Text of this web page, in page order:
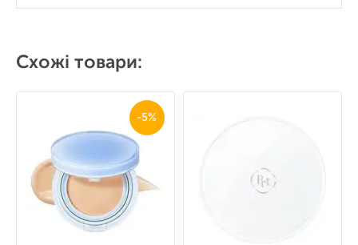
Схожі товари:
-5%